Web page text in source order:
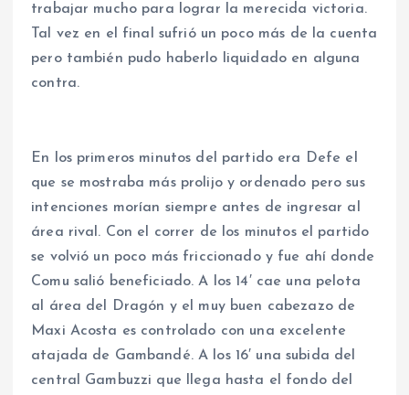
trabajar mucho para lograr la merecida victoria.
Tal vez en el final sufrió un poco más de la cuenta
pero también pudo haberlo liquidado en alguna
contra.
En los primeros minutos del partido era Defe el
que se mostraba más prolijo y ordenado pero sus
intenciones morían siempre antes de ingresar al
área rival. Con el correr de los minutos el partido
se volvió un poco más friccionado y fue ahí donde
Comu salió beneficiado. A los 14′ cae una pelota
al área del Dragón y el muy buen cabezazo de
Maxi Acosta es controlado con una excelente
atajada de Gambandé. A los 16′ una subida del
central Gambuzzi que llega hasta el fondo del